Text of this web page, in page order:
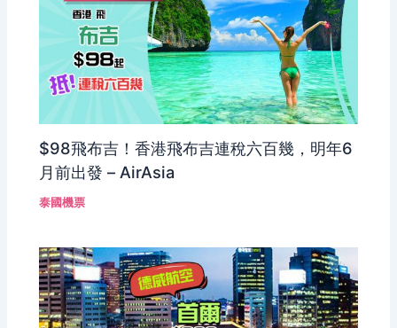
$98飛布吉！香港飛布吉連稅六百幾，明年6
月前出發 – AirAsia
泰國機票